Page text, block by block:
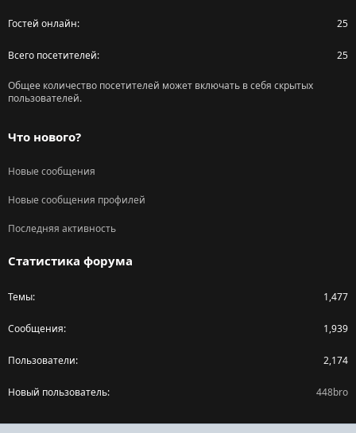
Гостей онлайн 25
Всего посетителей 25
Общее количество посетителей может включать в себя скрытых
пользователей.
Что нового?
Новые сообщения
Новые сообщения профилей
Последняя активность
Статистика форума
Темы 1,477
Сообщения 1,939
Пользователи 2,174
Новый пользователь 448bro